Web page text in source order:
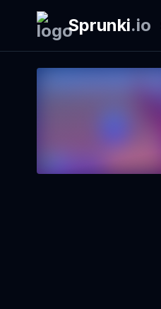
Sprunki.io